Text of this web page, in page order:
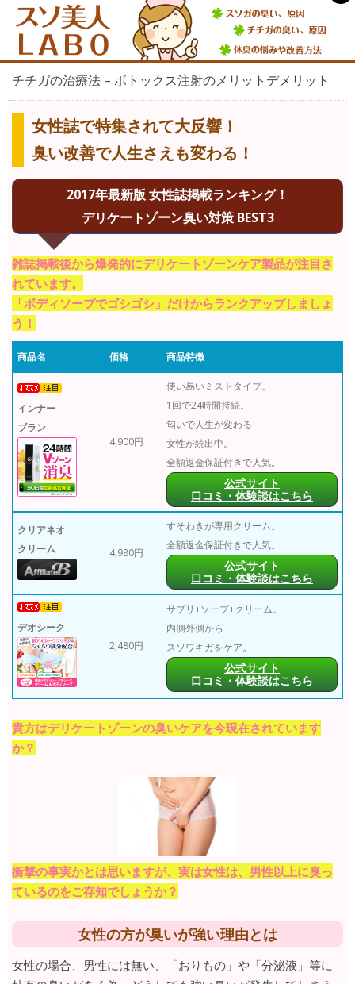
チチガの治療法 – ボトックス注射のメリットデメリット
女性誌で特集されて大反響！
臭い改善で人生さえも変わる！
2017年最新版 女性誌掲載ランキング！
デリケートゾーン臭い対策 BEST3
雑誌掲載後から爆発的にデリケートゾーンケア製品が注目さ
れています。
「ボディソープでゴシゴシ」だけからランクアップしましょ
う！
商品名 価格 商品特徴
インナー
ブラン
4,900円
使い易いミストタイプ。
1回で24時間持続。
匂いで人生が変わる
女性が続出中。
全額返金保証付きで人気。
公式サイト
口コミ・体験談はこちら
クリアネオ
クリーム
4,980円
すそわきが専用クリーム。
全額返金保証付きで人気。
公式サイト
口コミ・体験談はこちら
デオシーク
2,480円
サプリ+ソープ+クリーム。
内側外側から
スソワキガをケア。
公式サイト
口コミ・体験談はこちら
貴方はデリケートゾーンの臭いケアを今現在されています
か？
衝撃の事実かとは思いますが、実は女性は、男性以上に臭っ
ているのをご存知でしょうか？
女性の方が臭いが強い理由とは
女性の場合、男性には無い、「おりもの」や「分泌液」等に